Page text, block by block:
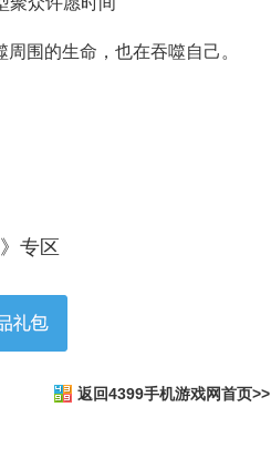
围的生命，也在吞噬自己。
》专区
返回4399手机游戏网首页>>